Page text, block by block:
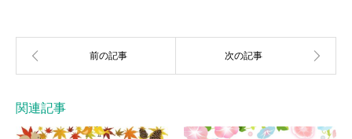
関連記事